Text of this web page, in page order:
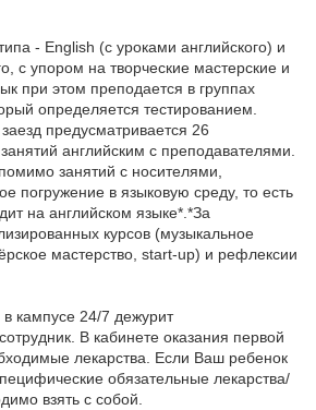
- English (с уроками английского) и
с упором на творческие мастерские и
при этом преподается в группах
определяется тестированием.
предусматривается 26
английским с преподавателями.
занятий с носителями,
погружение в языковую среду, то есть
на английском языке*.*За
курсов (музыкальное
мастерство, start-up) и рефлексии
в кампусе 24/7 дежурит
В кабинете оказания первой
лекарства. Если Ваш ребенок
обязательные лекарства/
взять с собой.